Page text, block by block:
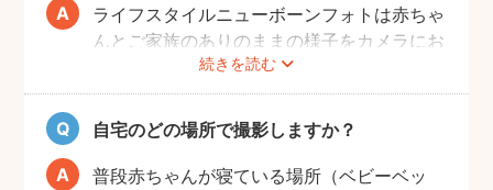
しい場合、フォトグラファーへ予約時間をご
相談ください。
続きを読む
ライフスタイルニューボーンフォトは赤ちゃ
んとご家族のありのままの様子をカメラにお
さめます。そのため、寝ていたり、泣いてい
てもそのまま撮影をしていきます。生まれた
ての赤ちゃんの寝顔、元気いっぱいの泣き顔
など、ぜひご家族の記念として残すことをお
すすめします！
自宅のどの場所で撮影しますか？
普段赤ちゃんが寝ている場所（ベビーベッ